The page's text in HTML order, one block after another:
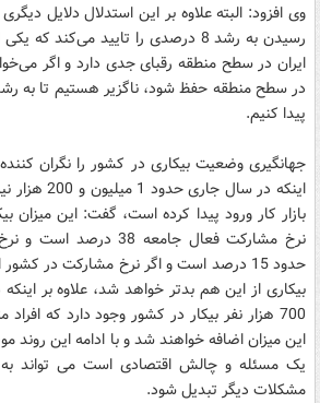
وی افزود: البته علاوه بر این استدلال دلایل
رسیدن به رشد 8 درصدی را تایید
ایران در سطح منطقه رقبای جدی دارد و اگر
پیدا کنیم.
جهانگیری وضعیت بیکاری در کشور را نگران کننده
اینکه در سال
بازار کار ورود پیدا کرده است، گفت: این
نرخ مشارکت فعال جامعه 38
حدود 15 درصد است و اگر نرخ مشارکت در
700 هزار نفر بیکار در کشور وجود دارد که
این میزان اضافه خواهند شد و با ادامه این روند
یک مسئله و چالش اقتصادی است می تواند
مشکلات دیگر تبدیل شود.